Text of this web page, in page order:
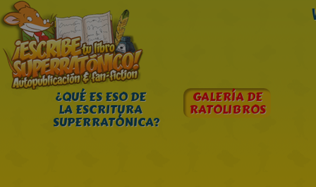
¿QUÉ ES ESO DE
LA ESCRITURA
SUPERRATÓNICA?
GALERÍA DE
RATOLIBROS